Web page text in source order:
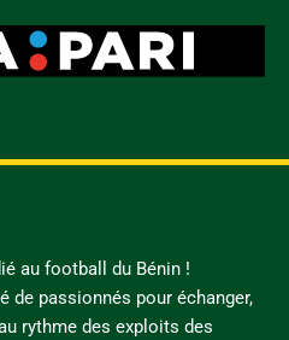
au football du Bénin !
de passionnés pour échanger,
rythme des exploits des